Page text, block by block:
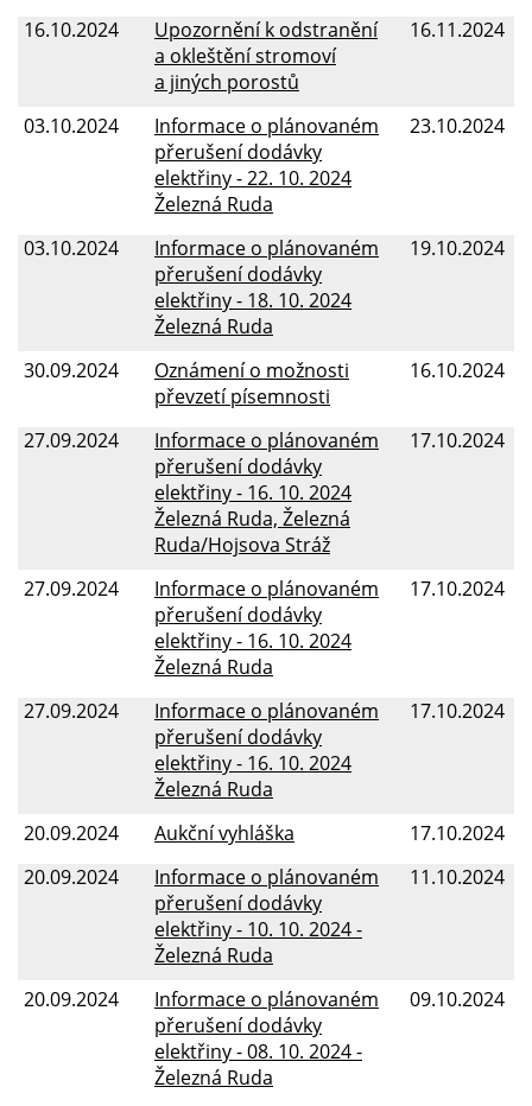
16.10.2024
16.11.2024
Upozornění k odstranění
a okleštění stromoví
a jiných porostů
03.10.2024
23.10.2024
Informace o plánovaném
přerušení dodávky
elektřiny - 22. 10. 2024
Železná Ruda
03.10.2024
19.10.2024
Informace o plánovaném
přerušení dodávky
elektřiny - 18. 10. 2024
Železná Ruda
30.09.2024
16.10.2024
Oznámení o možnosti
převzetí písemnosti
27.09.2024
17.10.2024
Informace o plánovaném
přerušení dodávky
elektřiny - 16. 10. 2024
Železná Ruda, Železná
Ruda/Hojsova Stráž
27.09.2024
17.10.2024
Informace o plánovaném
přerušení dodávky
elektřiny - 16. 10. 2024
Železná Ruda
27.09.2024
17.10.2024
Informace o plánovaném
přerušení dodávky
elektřiny - 16. 10. 2024
Železná Ruda
20.09.2024
17.10.2024
Aukční vyhláška
20.09.2024
11.10.2024
Informace o plánovaném
přerušení dodávky
elektřiny - 10. 10. 2024 -
Železná Ruda
20.09.2024
09.10.2024
Informace o plánovaném
přerušení dodávky
elektřiny - 08. 10. 2024 -
Železná Ruda